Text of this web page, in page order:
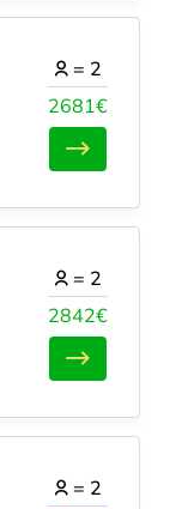
2681€
= 2
2842€
= 2
= 2